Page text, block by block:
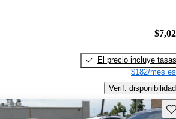
El precio incluye tasas
$182/mes
Verif. disponibilidad